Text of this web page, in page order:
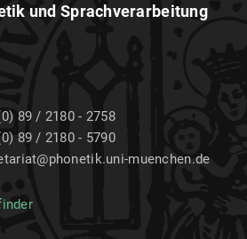
und Sprachverarbeitung
89 / 2180 - 2758
89 / 2180 - 5790
muenchen.de